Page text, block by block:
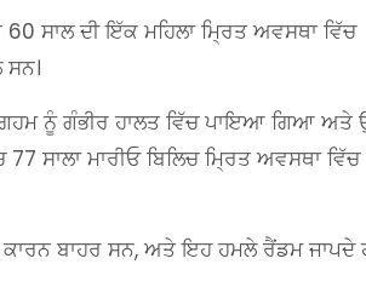
ਸਾਲ ਦੀ ਇੱਕ ਮਹਿਲਾ ਮ੍ਰਿਤ ਅਵਸਥਾ ਵਿੱਚ
ਸਨ।
ਨੂੰ ਗੰਭੀਰ ਹਾਲਤ ਵਿੱਚ ਪਾਇਆ ਗਿਆ ਅਤੇ
ਸਾਲਾ ਮਾਰੀਓ ਬਿਲਿਚ ਮ੍ਰਿਤ ਅਵਸਥਾ ਵਿੱਚ
ਬਾਹਰ ਸਨ, ਅਤੇ ਇਹ ਹਮਲੇ ਰੈਂਡਮ ਜਾਪਦੇ